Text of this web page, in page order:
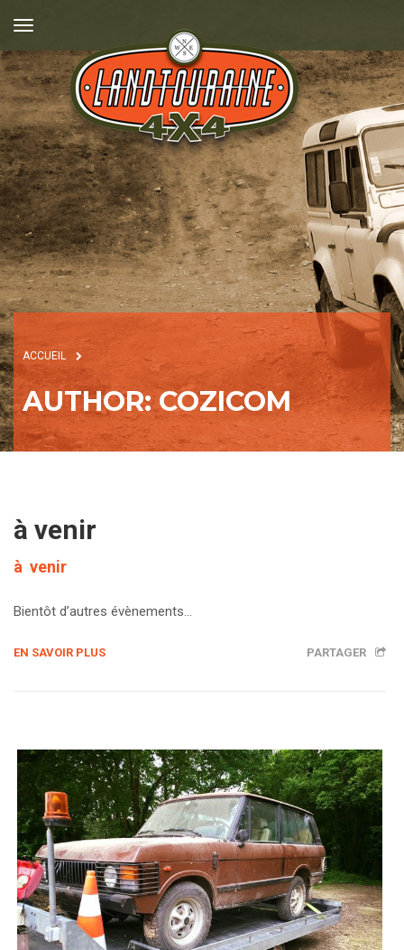
ACCUEIL
AUTHOR:COZICOM
à venir
à venir
Bientôt d’autres évènements…
EN SAVOIR PLUS PARTAGER